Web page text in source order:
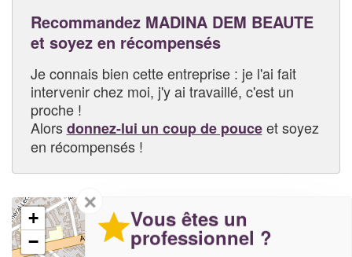
Recommandez MADINA DEM BEAUTE
et soyez en récompensés
Je connais bien cette entreprise : je l'ai fait
intervenir chez moi, j'y ai travaillé, c'est un
proche !
Alorsdonnez-lui un coup de pouceet soyez
en récompensés !
+
−
✕
Vous êtes un
professionnel ?